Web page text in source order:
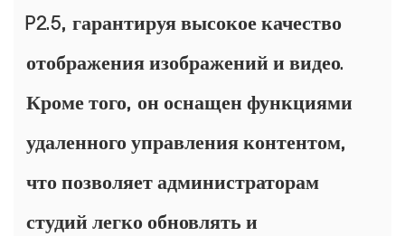
P2.5, гарантируя высокое качество
отображения изображений и видео.
Кроме того, он оснащен функциями
удаленного управления контентом,
что позволяет администраторам
студий легко обновлять и